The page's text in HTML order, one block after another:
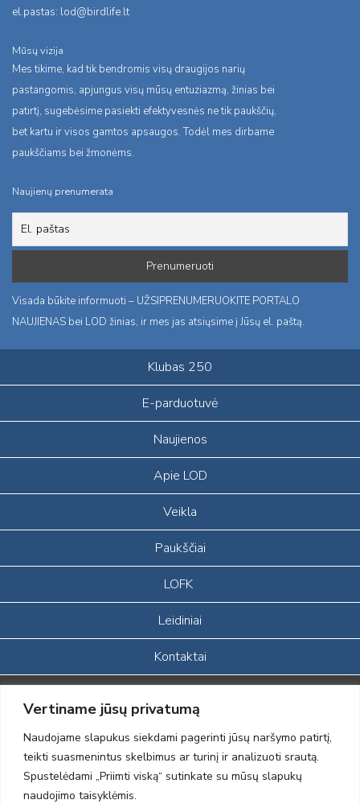
Vertiname jūsų privatumą
Naudojame slapukus siekdami pagerinti jūsų naršymo patirtį,
teikti suasmenintus skelbimus ar turinį ir analizuoti srautą.
Spustelėdami „Priimti viską“ sutinkate su mūsų slapukų
naudojimo taisyklėmis.
el.pastas: lod@birdlife.lt
Mūsų vizija
Mes tikime, kad tik bendromis visų draugijos narių
pastangomis, apjungus visų mūsų entuziazmą, žinias bei
patirtį, sugebėsime pasiekti efektyvesnės ne tik paukščių,
bet kartu ir visos gamtos apsaugos. Todėl mes dirbame
paukščiams bei žmonėms.
Naujienų prenumerata
Visada būkite informuoti – UŽSIPRENUMERUOKITE PORTALO
NAUJIENAS bei LOD žinias, ir mes jas atsiųsime į Jūsų el. paštą.
Klubas 250
E-parduotuvė
Naujienos
Apie LOD
Veikla
Paukščiai
LOFK
Leidiniai
Kontaktai
Portalas sukurtas įgyvendinant Lietuvos Respublikos, Europos
ekonominės erdvės ir Norvegijos finansinių mechanizmų iš dalies
finansuojamą paprojektį
„LOD visuomeninės /gamtosauginės veiklos sustiprinimas ir įvaizdžio
formavimas įtraukiant visuomenę į aplinkosauginių tyrimų veiklą“
(paprojekčio
įgyvendinimo sutarties numeris 2004-LT0008-NVO-1EEE/NOR-02-